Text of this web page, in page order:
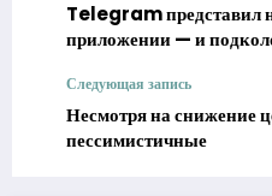
Telegram представил
приложении — и
Следующая запись
Несмотря на снижение
пессимистичные